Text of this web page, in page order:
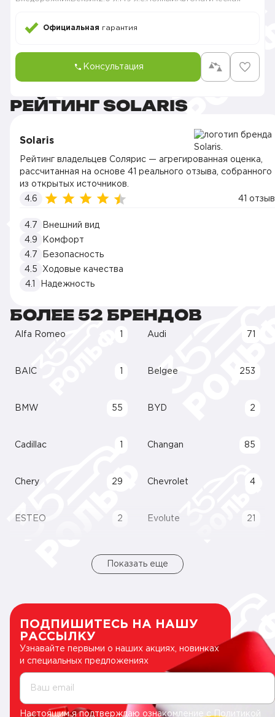
Официальная гарантия
Консультация
РЕЙТИНГ SOLARIS
Solaris
Рейтинг владельцев Солярис — агрегированная оценка,
рассчитанная на основе 41 реального отзыва, собранного
из открытых источников.
4.6
41 отзыв
4.7
Внешний вид
4.9
Комфорт
4.7
Безопасность
4.5
Ходовые качества
4.1
Надежность
БОЛЕЕ 52 БРЕНДОВ
Alfa Romeo Audi 71
BAIC Belgee 253
BMW 55 BYD 2
Cadillac Changan 85
Chery 29 Chevrolet 4
ESTEO 2 Evolute 21
Показать еще
ПОДПИШИТЕСЬ НА НАШУ
РАССЫЛКУ
Узнавайте первыми о наших акциях, новинках
и специальных предложениях
Ваш email
Настоящим я подтверждаю ознакомление сПолитикой